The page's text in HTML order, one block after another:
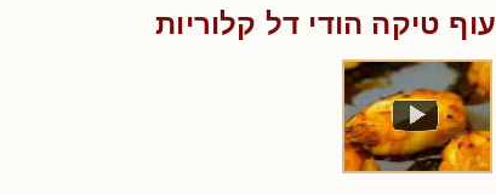
עוף טיקה הודי דל קלוריות